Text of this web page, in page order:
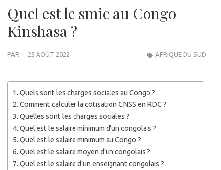
Quel est le smic au Congo
Kinshasa ?
PAR 25 AOÛT 2022 AFRIQUE DU SUD
Quels sont les charges sociales au Congo ?
Comment calculer la cotisation CNSS en RDC ?
Quelles sont les charges sociales ?
Quel est le salaire minimum d’un congolais ?
Quel est le salaire minimum au Congo ?
Quel est le salaire moyen d’un congolais ?
Quel est le salaire d’un enseignant congolais ?